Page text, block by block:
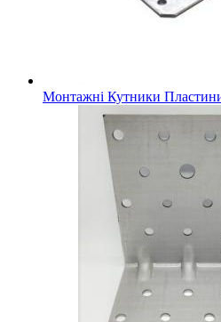
Монтажні Кутники